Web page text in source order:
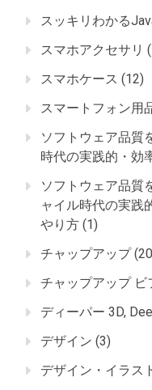
スッキリわかる
スマホアクセサリ
スマホケース (12)
スマートフォン用
ソフトウェア品質
時代の実践的・効
ソフトウェア品質
ャイル時代の実践
やり方 (1)
チャップアップ
チャップアップ ビ
ディーパー 3D,
デザイン (3)
デザイン・イラス